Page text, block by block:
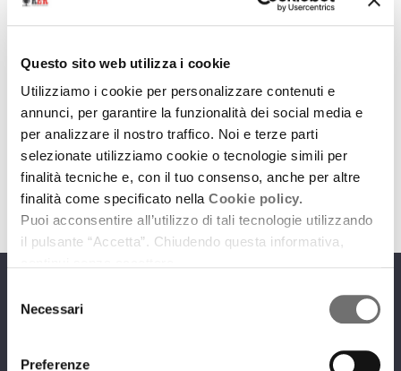
Questo sito web utilizza i cookie
Utilizziamo i cookie per personalizzare contenuti e
annunci, per garantire la funzionalità dei social media e
per analizzare il nostro traffico. Noi e terze parti
selezionate utilizziamo cookie o tecnologie simili per
finalità tecniche e, con il tuo consenso, anche per altre
finalità come specificato nella Cookie policy.
Puoi acconsentire all’utilizzo di tali tecnologie utilizzando
il pulsante “Accetta”. Chiudendo questa informativa,
delNecessari
Preferenze
Cinema
16 aprile 2019
La sorpresa della Cineteca di Bologna per il
130esimo anniversario del grande cineasta
Ascolta downloadPodcast